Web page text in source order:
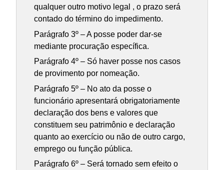
qualquer outro motivo legal , o prazo será
contado do término do impedimento.
Parágrafo 3º – A posse poder dar-se
mediante procuração específica.
Parágrafo 4º – Só haver posse nos casos
de provimento por nomeação.
Parágrafo 5º – No ato da posse o
funcionário apresentará obrigatoriamente
declaração dos bens e valores que
constituem seu patrimônio e declaração
quanto ao exercício ou não de outro cargo,
emprego ou função pública.
Parágrafo 6º – Será tornado sem efeito o